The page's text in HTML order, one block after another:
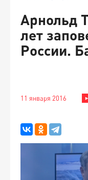
Арнольд
лет
России.
11 января 2016